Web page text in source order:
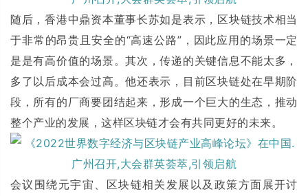
随后，香港中鼎资本董事长苏如是表示，区块链技术相当
于非常的昂贵且安全的“高速公路”，因此应用的场景一定
是是有高价值的场景。其次，传递的关键信息不能太多，
多了以后成本会过高。他还表示，目前区块链处在早期阶
段，所有的厂商要团结起来，形成一个巨大的生态，推动
整个产业的发展，这样区块链才会有共同更好的未来。
会议围绕元宇宙、区块链相关发展以及政策方面展开讨